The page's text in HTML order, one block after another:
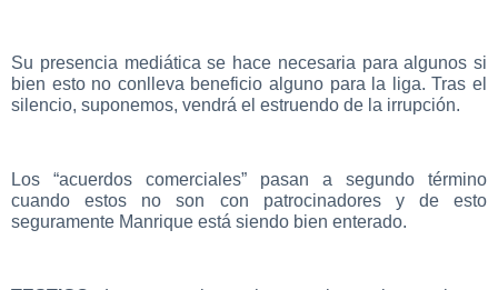
Su presencia mediática se hace necesaria para algunos si
bien esto no conlleva beneficio alguno para la liga. Tras el
silencio, suponemos, vendrá el estruendo de la irrupción.
Los “acuerdos comerciales” pasan a segundo término
cuando estos no son con patrocinadores y de esto
seguramente Manrique está siendo bien enterado.